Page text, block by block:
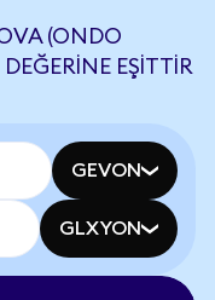
(ONDO
EŞITTIR
GEVON
GLXYON